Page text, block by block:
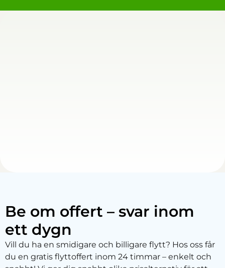
Be om offert – svar inom
ett dygn
Vill du ha en smidigare och billigare flytt? Hos oss får
du en gratis flyttoffert inom 24 timmar – enkelt och